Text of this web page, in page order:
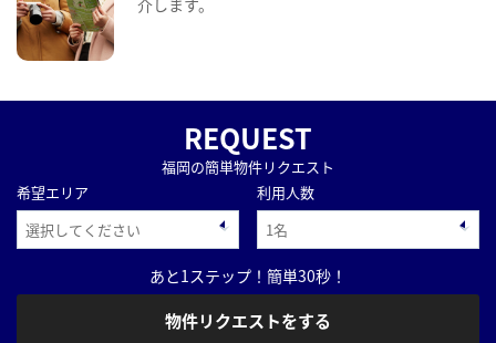
REQUEST
福岡の簡単物件リクエスト
希望エリア
利用人数
あと1ステップ！簡単30秒！
物件リクエストをする